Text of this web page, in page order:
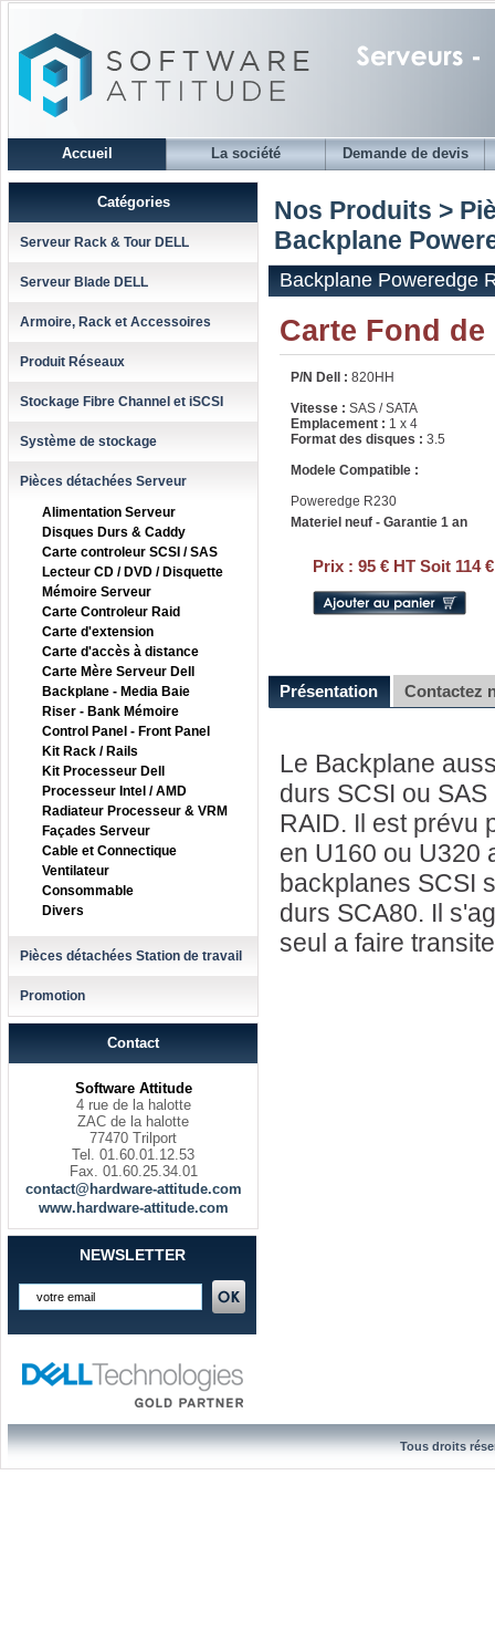
Accueil La société Demande de devis
Catégories
Serveur Rack & Tour DELL
Serveur Blade DELL
Armoire, Rack et Accessoires
Produit Réseaux
Stockage Fibre Channel et iSCSI
Système de stockage
Pièces détachées Serveur
Alimentation Serveur
Disques Durs & Caddy
Carte controleur SCSI / SAS
Lecteur CD / DVD / Disquette
Mémoire Serveur
Carte Controleur Raid
Carte d'extension
Carte d'accès à distance
Carte Mère Serveur Dell
Backplane - Media Baie
Riser - Bank Mémoire
Control Panel - Front Panel
Kit Rack / Rails
Kit Processeur Dell
Processeur Intel / AMD
Radiateur Processeur & VRM
Façades Serveur
Cable et Connectique
Ventilateur
Consommable
Divers
Pièces détachées Station de travail
Promotion
Contact
Software Attitude
4 rue de la halotte
ZAC de la halotte
77470 Trilport
Tel. 01.60.01.12.53
Fax. 01.60.25.34.01
contact@hardware-attitude.com
www.hardware-attitude.com
NEWSLETTER
Nos Produits >
Backplane
Backplane Poweredge
Carte Fond de
P/N Dell : 820HH
Vitesse : SAS / SATA
Emplacement : 1 x 4
Format des disques : 3.5
Modele Compatible :
Poweredge R230
Materiel neuf - Garantie 1 an
Prix : 95 € HT Soit 114
Présentation Contactez
Le Backplane
durs SCSI ou
RAID. Il est prévu
en U160 ou U320
backplanes SCSI
durs SCA80. Il
seul a faire
Tous droits